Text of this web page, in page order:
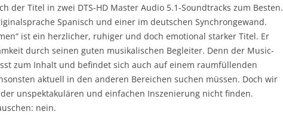
der Titel in zwei DTS-HD Master Audio 5.1-Soundtracks zum Besten.
Spanisch und einer im deutschen Synchrongewand.
ist ein herzlicher, ruhiger und doch emotional starker Titel. Er
durch seinen guten musikalischen Begleiter. Denn der Music-
zum Inhalt und befindet sich auch auf einem raumfüllenden
aktuell in den anderen Bereichen suchen müssen. Doch wir
unspektakulären und einfachen Inszenierung nicht finden.
nein.